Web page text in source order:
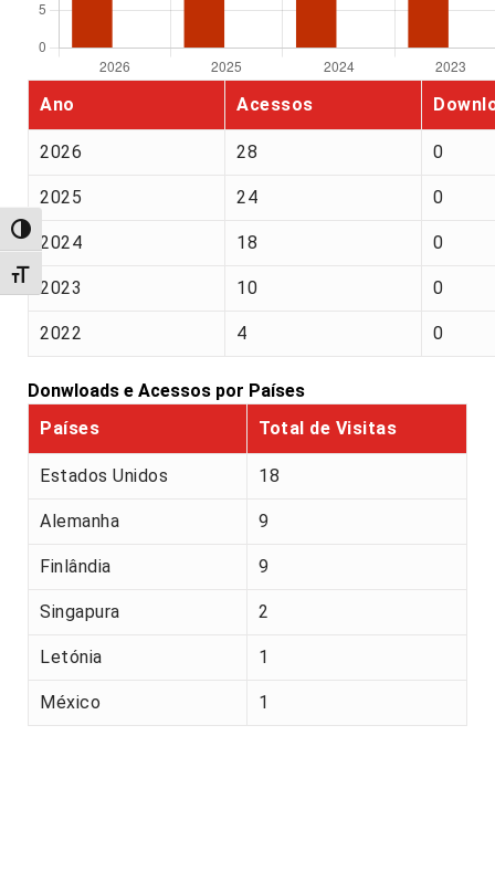
Alternar alto contraste
Alternar tamanho da fonte
Ano Acessos
2026 28 0
2025 24 0
2024 18 0
2023 10 0
2022 4 0
Donwloads e Acessos por Países
Países
Total de Visitas
Estados Unidos 18
Alemanha 9
Finlândia 9
Singapura 2
Letónia 1
México 1